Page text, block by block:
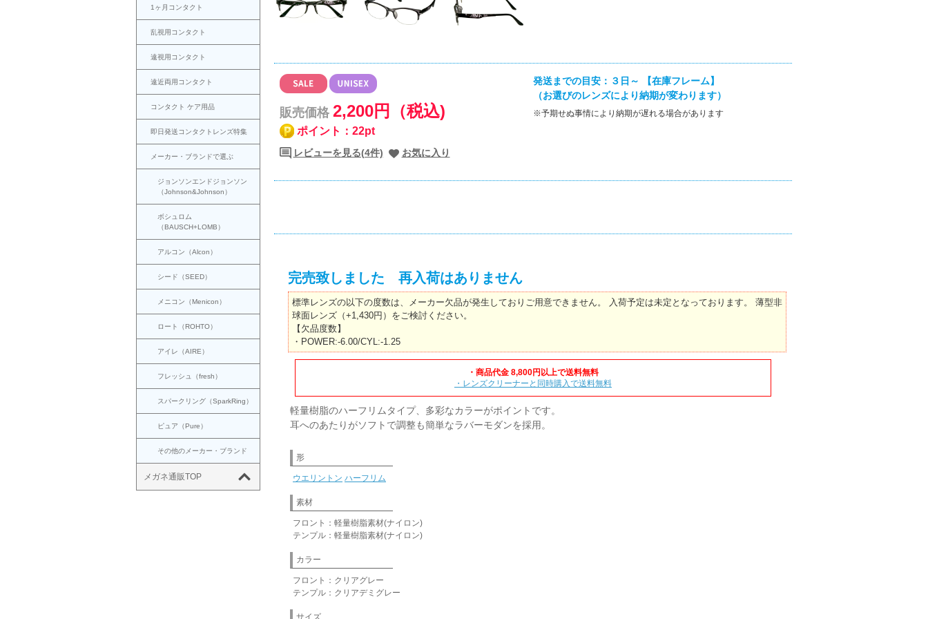
1ヶ月コンタクト
乱視用コンタクト
遠視用コンタクト
遠近両用コンタクト
コンタクト ケア用品
即日発送コンタクトレンズ特集
メーカー・ブランドで選ぶ
ジョンソンエンドジョンソン
（Johnson&Johnson）
ボシュロム
（BAUSCH+LOMB）
アルコン（Alcon）
シード（SEED）
メニコン（Menicon）
ロート（ROHTO）
アイレ（AIRE）
フレッシュ（fresh）
スパークリング（SparkRing）
ピュア（Pure）
その他のメーカー・ブランド
メガネ通販TOP
販売価格 2,200円（税込)
ポイント：22pt
レビューを見る(4件) お気に入り
発送までの目安：３日～ 【在庫フレーム】
（お選びのレンズにより納期が変わります）
※予期せぬ事情により納期が遅れる場合があります
完売致しました 再入荷はありません
標準レンズの以下の度数は、メーカー欠品が発生しておりご用意できません。 入荷予定は未定となっております。 薄型非
球面レンズ（+1,430円）をご検討ください。
【欠品度数】
・POWER:-6.00/CYL:-1.25
・商品代金 8,800円以上で送料無料
・レンズクリーナーと同時購入で送料無料
軽量樹脂のハーフリムタイプ、多彩なカラーがポイントです。
耳へのあたりがソフトで調整も簡単なラバーモダンを採用。
形
ウエリントン ハーフリム
素材
フロント：軽量樹脂素材(ナイロン)
テンプル：軽量樹脂素材(ナイロン)
カラー
フロント：クリアグレー
テンプル：クリアデミグレー
サイズ